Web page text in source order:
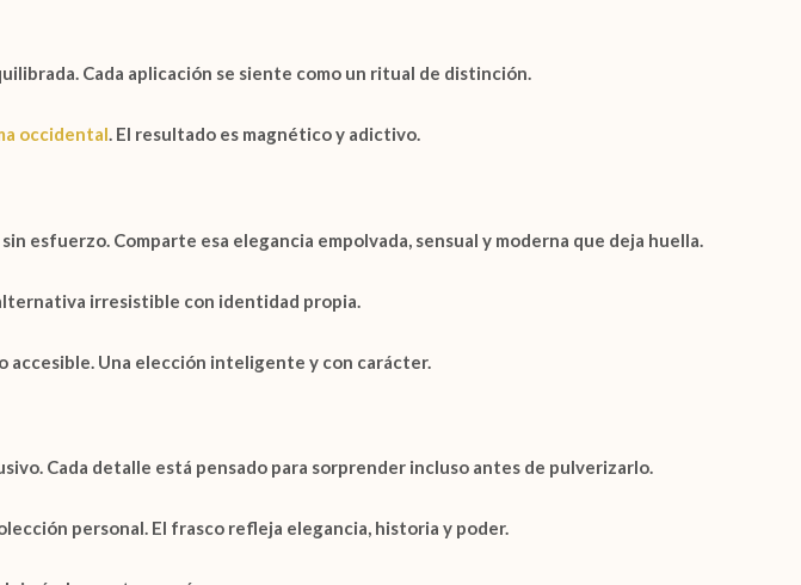
Cada aplicación se siente como un ritual de distinción.
occidental. El resultado es magnético y adictivo.
esfuerzo. Comparte esa elegancia empolvada, sensual y moderna que deja huella.
irresistible con identidad propia.
accesible. Una elección inteligente y con carácter.
Cada detalle está pensado para sorprender incluso antes de pulverizarlo.
personal. El frasco refleja elegancia, historia y poder.